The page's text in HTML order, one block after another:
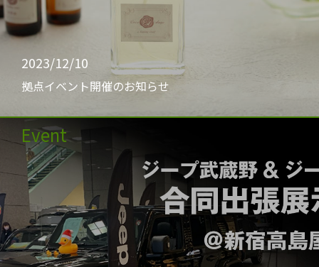
2023/12/10
拠点イベント開催のお知らせ
Event